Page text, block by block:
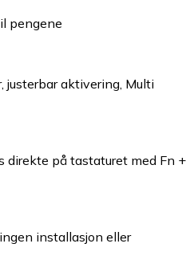
pengene
justerbar aktivering, Multi
direkte på tastaturet med Fn +
installasjon eller